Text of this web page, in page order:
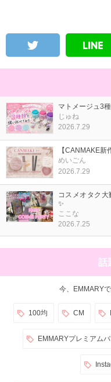
マトメージュ3
じゅね
2026.7.29
【CANMAKE新
めいごん
2026.7.29
コスメオタク大
✨
ここな
2026.7.25
話
今、EMMARY
100均 CM
EMMARYプレミアムバ